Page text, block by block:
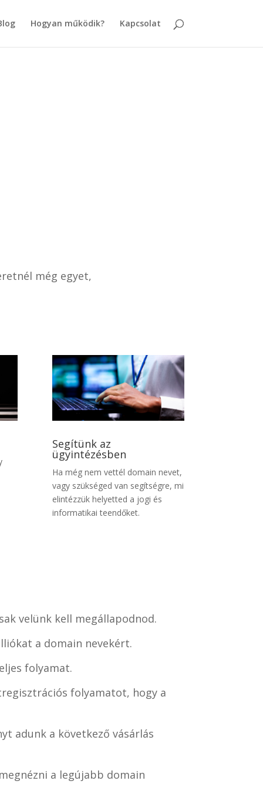
Hogyan működik? Kapcsolat
még egyet,
Segítünk az
ügyintézésben
Ha még nem vettél domain nevet,
vagy szükséged van segítségre, mi
elintézzük helyetted a jogi és
informatikai teendőket.
velünk kell megállapodnod.
a domain nevekért.
folyamat.
folyamatot, hogy a
adunk a következő vásárlás
a legújabb domain